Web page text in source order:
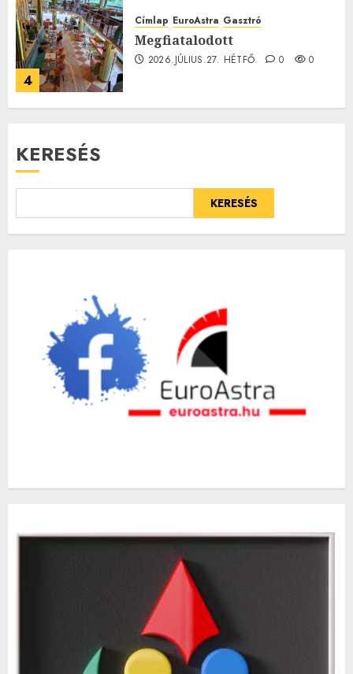
4
Címlap EuroAstra Gasztró
Megfiatalodott
2026.JÚLIUS.27. HÉTFŐ. 0 0
KERESÉS
KERESÉS